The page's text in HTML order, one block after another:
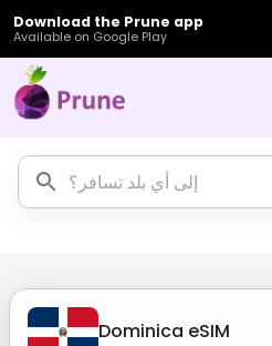
Download the Prune app
Available on Google Play
Dominica eSIM